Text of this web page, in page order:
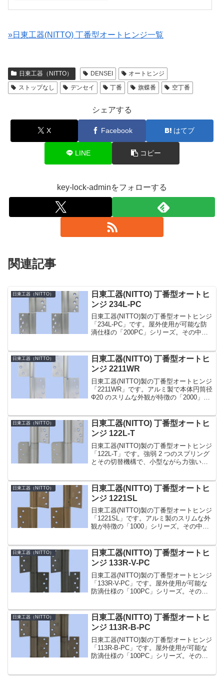
»日東工器(NITTO) 丁番型オートヒンジ一覧
日東工器（NITTO） DENSEI
オートヒンジ
ストップなし
デンセイ 丁番 旗蝶番 空丁番
シェアする
X Facebook はてブ
LINE コピー
key-lock-adminをフォローする
関連記事
日東工器（NITTO）
日東工器(NITTO) 丁番型オートヒ
ンジ 234L-PC
日東工器(NITTO)製の丁番型オートヒンジ
「234L-PC」です。屋外使用が可能な防
滴仕様の「200PC」シリーズ。その中で
度補正機構を内蔵し、環境温度の変化
に...
日東工器（NITTO）
日東工器(NITTO) 丁番型オートヒ
ンジ 2211WR
日東工器(NITTO)製の丁番型オートヒンジ
「2211WR」です。アルミ製で本体円筒径
Φ20 のスリムな外観が特徴の「2000」シ
回。簡単な閉じ速度調整付き。ス...
日東工器（NITTO）
日東工器(NITTO) 丁番型オートヒ
ンジ 122L-T
日東工器(NITTO)製の丁番型オートヒンジ
「122L-T」です。強弱 2 つのスプリング
とその切替機構で、小型ながら力強い閉
プしています。その中でも「122T」型...
日東工器（NITTO）
日東工器(NITTO) 丁番型オートヒ
ンジ 1221SL
日東工器(NITTO)製の丁番型オートヒンジ
「1221SL」です。アルミ製のスリムな外
観が特徴の「1000」シリーズ。その中で
プリングヒンジとダンバーヒンジの各
1...
日東工器（NITTO）
日東工器(NITTO) 丁番型オートヒ
ンジ 133R-V-PC
日東工器(NITTO)製の丁番型オートヒンジ
「133R-V-PC」です。屋外使用が可能な
防滴仕様の「100PC」シリーズ。その中
内蔵し、環境温度の変化に影響なく閉...
日東工器（NITTO）
日東工器(NITTO) 丁番型オートヒ
ンジ 113R-B-PC
日東工器(NITTO)製の丁番型オートヒンジ
「113R-B-PC」です。屋外使用が可能な
防滴仕様の「100PC」シリーズ。その中